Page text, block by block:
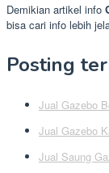
Demikian artikel info
bisa cari info lebih
Posting
Jual Gazebo
Jual Gazebo
Jual Saung